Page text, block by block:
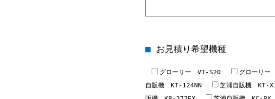
■ お見積り希望機種
グローリー VT-S20 グローリ
自販機 KT-124NN
芝浦自販機 KT-